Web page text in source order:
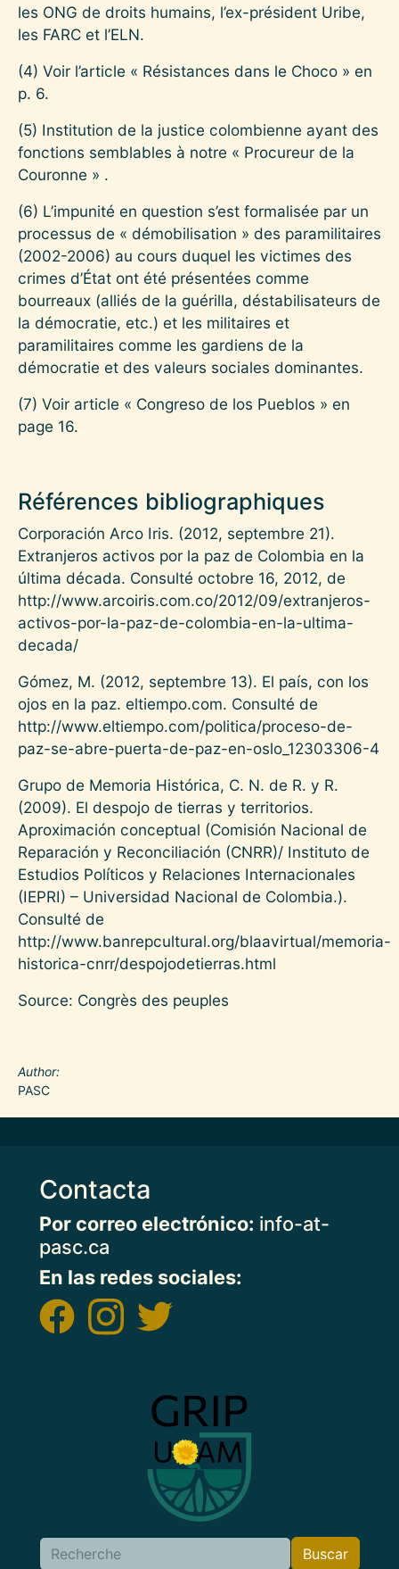
les ONG de droits humains, l’ex-président Uribe,
les FARC et l’ELN.
(4) Voir l’article « Résistances dans le Choco » en
p. 6.
(5) Institution de la justice colombienne ayant des
fonctions semblables à notre « Procureur de la
Couronne » .
(6) L’impunité en question s’est formalisée par un
processus de « démobilisation » des paramilitaires
(2002-2006) au cours duquel les victimes des
crimes d’État ont été présentées comme
bourreaux (alliés de la guérilla, déstabilisateurs de
la démocratie, etc.) et les militaires et
paramilitaires comme les gardiens de la
démocratie et des valeurs sociales dominantes.
(7) Voir article « Congreso de los Pueblos » en
page 16.
Références bibliographiques
Corporación Arco Iris. (2012, septembre 21).
Extranjeros activos por la paz de Colombia en la
última década. Consulté octobre 16, 2012, de
http://www.arcoiris.com.co/2012/09/extranjeros-
activos-por-la-paz-de-colombia-en-la-ultima-
decada/
Gómez, M. (2012, septembre 13). El país, con los
ojos en la paz. eltiempo.com. Consulté de
http://www.eltiempo.com/politica/proceso-de-
paz-se-abre-puerta-de-paz-en-oslo_12303306-4
Grupo de Memoria Histórica, C. N. de R. y R.
(2009). El despojo de tierras y territorios.
Aproximación conceptual (Comisión Nacional de
Reparación y Reconciliación (CNRR)/ Instituto de
Estudios Políticos y Relaciones Internacionales
(IEPRI) – Universidad Nacional de Colombia.).
Consulté de
http://www.banrepcultural.org/blaavirtual/memoria-
historica-cnrr/despojodetierras.html
Source: Congrès des peuples
Author
PASC
Contacta
Por correo electrónico: info-at-
pasc.ca
En las redes sociales:
Buscar Buscar